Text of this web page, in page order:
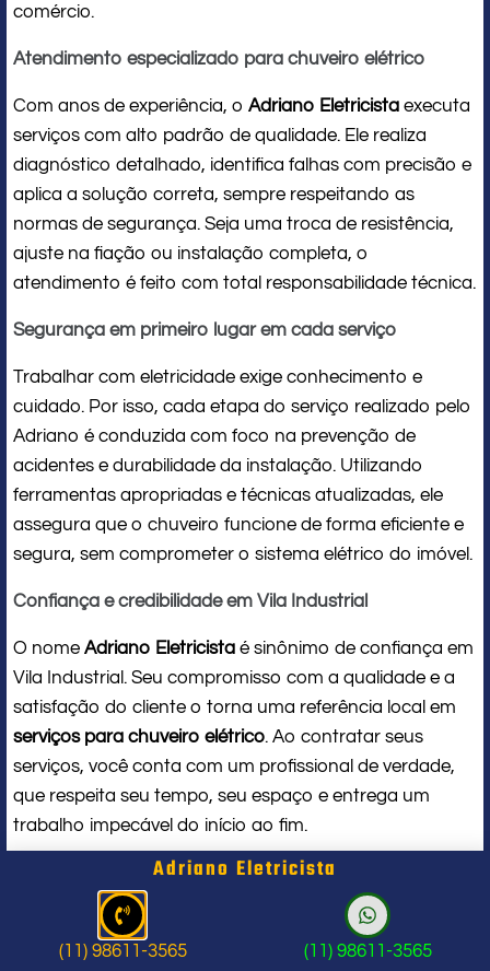
comércio.
Atendimento especializado para chuveiro elétrico
Com anos de experiência, o Adriano Eletricista executa
serviços com alto padrão de qualidade. Ele realiza
diagnóstico detalhado, identifica falhas com precisão e
aplica a solução correta, sempre respeitando as
normas de segurança. Seja uma troca de resistência,
ajuste na fiação ou instalação completa, o
atendimento é feito com total responsabilidade técnica.
Segurança em primeiro lugar em cada serviço
Trabalhar com eletricidade exige conhecimento e
cuidado. Por isso, cada etapa do serviço realizado pelo
Adriano é conduzida com foco na prevenção de
acidentes e durabilidade da instalação. Utilizando
ferramentas apropriadas e técnicas atualizadas, ele
assegura que o chuveiro funcione de forma eficiente e
segura, sem comprometer o sistema elétrico do imóvel.
Confiança e credibilidade em Vila Industrial
O nome Adriano Eletricista é sinônimo de confiança em
Vila Industrial. Seu compromisso com a qualidade e a
satisfação do cliente o torna uma referência local em
serviços para chuveiro elétrico. Ao contratar seus
serviços, você conta com um profissional de verdade,
que respeita seu tempo, seu espaço e entrega um
trabalho impecável do início ao fim.
Problema com chuveiro: sinais que
indicam a hora de chamar um
profissional
Adriano Eletricista
(11) 98611-3565 (11) 98611-3565